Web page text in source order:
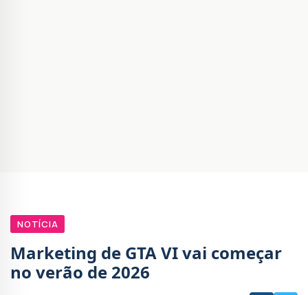
NOTÍCIA
Marketing de GTA VI vai começar
no verão de 2026